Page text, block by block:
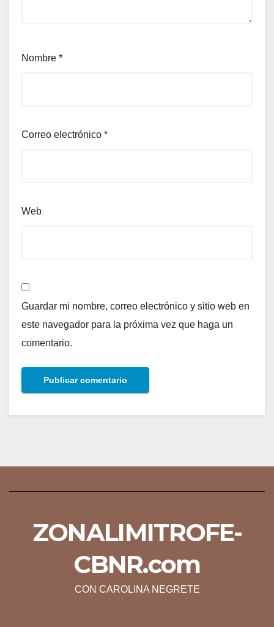
Nombre *
Correo electrónico *
Web
Guardar mi nombre, correo electrónico y sitio web en
este navegador para la próxima vez que haga un
comentario.
ZONALIMITROFE-
CBNR.com
CON CAROLINA NEGRETE